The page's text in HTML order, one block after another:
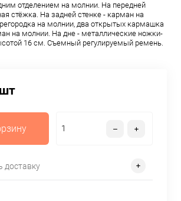
отделением на молнии. На передней
стёжка. На задней стенке - карман на
на молнии, два открытых кармашка
на молнии. На дне - металлические ножки-
16 см. Съемный регулируемый ремень.
доставку